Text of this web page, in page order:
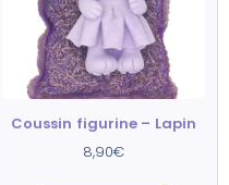
Coussin figurine – Lapin
8,90€